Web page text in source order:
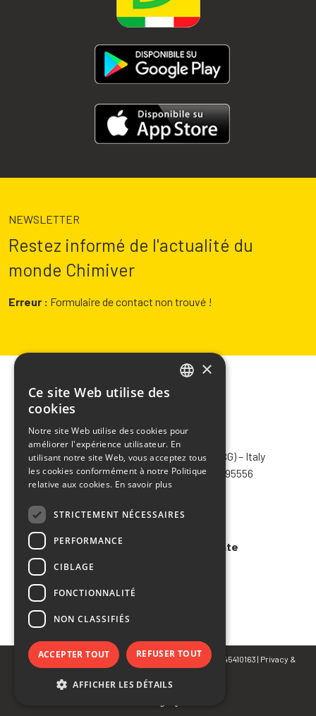
NEWSLETTER
Restez informé de l'actualité du
monde Chimiver
Erreur : Formulaire de contact non trouvé !
CHIMIVER PANSERI S.p.A.
Via Bergamo, 1401 – 24030 Pontida (BG) – Italy
Tel.+39 035 795031– Fax +39 035 795556
info@chimiver.com
Faq
Conditions générales de vente
© Copyright 2023 CHIMIVER PANSERI S.p.A. | P.IVA 02745410163 | Privacy &
SPANISH
×
Ce site Web utilise des
cookies
Notre site Web utilise des cookies pour
améliorer l'expérience utilisateur. En
utilisant notre site Web, vous acceptez tous
les cookies conformément à notre Politique
relative aux cookies. En savoir plus
STRICTEMENT NÉCESSAIRES
PERFORMANCE
CIBLAGE
FONCTIONNALITÉ
NON CLASSIFIÉS
ACCEPTER TOUT REFUSER TOUT
AFFICHER LES DÉTAILS